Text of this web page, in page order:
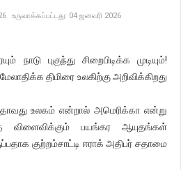
உருவாக்கப்பட்டது: 04 ஜனவரி 2026
புகுந்து சிறைபிடிக்க முடியும்!
திமிரை உலகிற்கு அறிவிக்கிறது
உலகம் என்றால் அமெரிக்கா என்று
பயங்கர ஆயுதங்கள்
குற்றம்சாட்டி ஈராக் அதிபர் சதாமை